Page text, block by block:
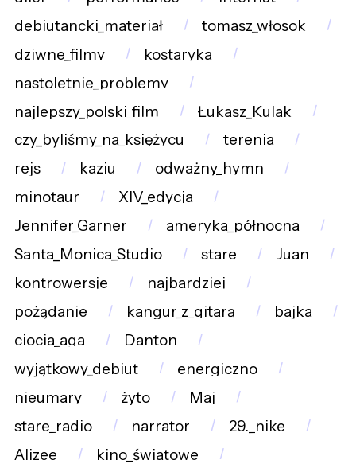
debiutancki_materiał
tomasz_włosok
dziwne_filmy
kostaryka
nastoletnie_problemy
najlepszy_polski_film
Łukasz_Kulak
czy_byliśmy_na_księżycu
terenia
rejs
kaziu
odważny_hymn
minotaur
XIV_edycja
Jennifer_Garner
ameryka_północna
Santa_Monica_Studio
stare
Juan
kontrowersje
najbardziej
pożądanie
kangur_z_gitarą
bajka
ciocia_aga
Danton
wyjątkowy_debiut
energiczno
nieumary
żyto
Maj
stare_radio
narrator
29._nike
Alizee
kino_światowe